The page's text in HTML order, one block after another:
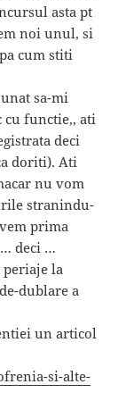
asta pt
noi unul, si
cum stiti
sa-mi
cu functie,, ati
deci
doriti). Ati
nu vom
stranindu-
prima
… deci …
la
dublare a
un articol
si-alte-